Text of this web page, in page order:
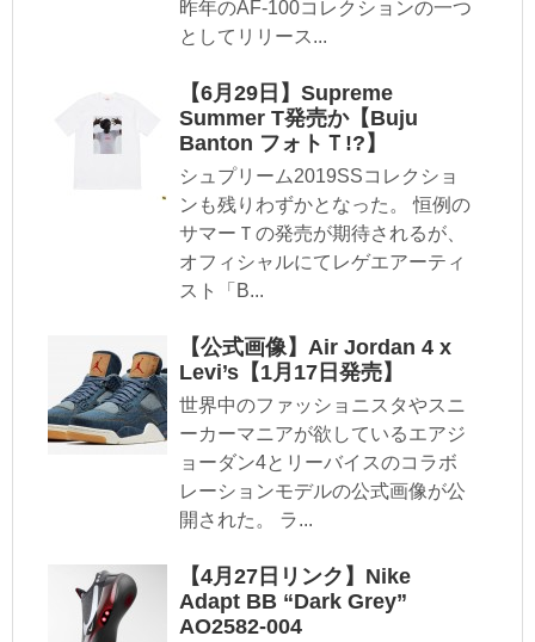
昨年のAF-100コレクションの一つ
としてリリース...
【6月29日】Supreme
Summer T発売か【Buju
Banton フォトＴ!?】
シュプリーム2019SSコレクショ
ンも残りわずかとなった。 恒例の
サマーＴの発売が期待されるが、
オフィシャルにてレゲエアーティ
スト「B...
【公式画像】Air Jordan 4 x
Levi’s【1月17日発売】
世界中のファッショニスタやスニ
ーカーマニアが欲しているエアジ
ョーダン4とリーバイスのコラボ
レーションモデルの公式画像が公
開された。 ラ...
【4月27日リンク】Nike
Adapt BB “Dark Grey”
AO2582-004